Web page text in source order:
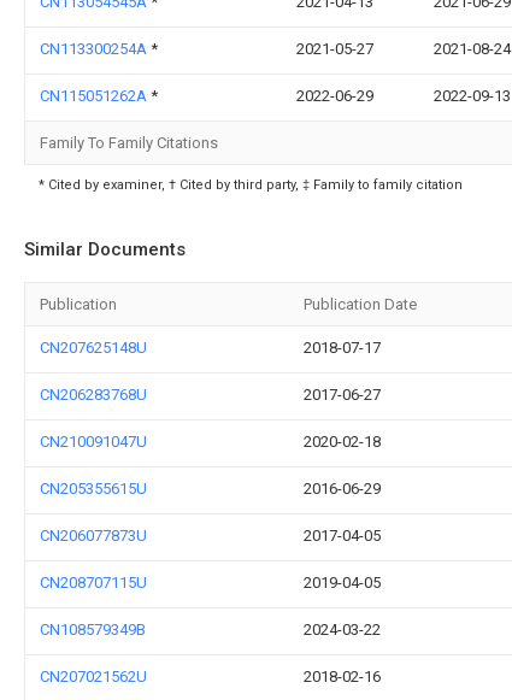
CN113300254A * 2021-05-27 2021-08-24
CN115051262A * 2022-06-29 2022-09-13
Family To Family Citations
* Cited by examiner, † Cited by third party, ‡ Family to family citation
Similar Documents
Publication Publication Date
CN207625148U 2018-07-17
CN206283768U 2017-06-27
CN210091047U 2020-02-18
CN205355615U 2016-06-29
CN206077873U 2017-04-05
CN208707115U 2019-04-05
CN108579349B 2024-03-22
CN207021562U 2018-02-16